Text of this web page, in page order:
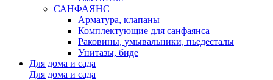
САНФАЯНС
Арматура, клапаны
Комплектующие для санфаянса
Раковины, умывальники, пьедесталы
Унитазы, биде
Для дома и сада
Для дома и сада